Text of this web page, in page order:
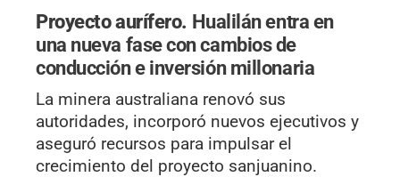
Proyecto aurífero. Hualilán entra en
una nueva fase con cambios de
conducción e inversión millonaria
La minera australiana renovó sus
autoridades, incorporó nuevos ejecutivos y
aseguró recursos para impulsar el
crecimiento del proyecto sanjuanino.